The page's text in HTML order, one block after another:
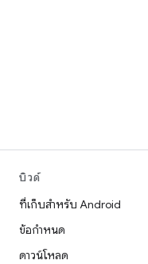
บิวด์
ที่เก็บสำหรับ Android
ข้อกำหนด
ดาวน์โหลด